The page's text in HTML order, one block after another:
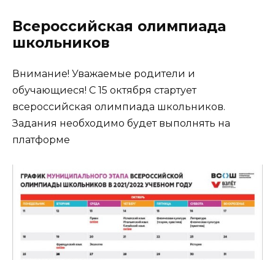
Всероссийская олимпиада
школьников
Внимание! Уважаемые родители и
обучающиеся! С 15 октября стартует
всероссийская олимпиада школьников.
Задания необходимо будет выполнять на
платформе